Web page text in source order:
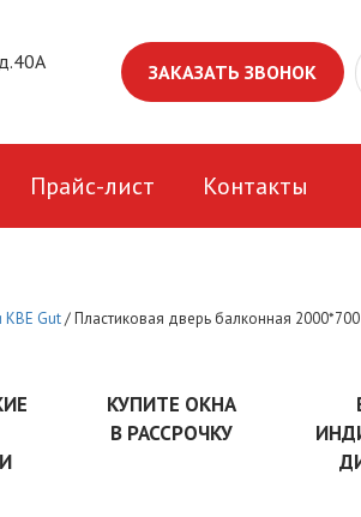
ЗАКАЗАТЬ ЗВОНОК
Прайс-лист Контакты
КВЕ Gut/Пластиковая дверь балконная
КУПИТЕ ОКНА
В РАССРОЧКУ